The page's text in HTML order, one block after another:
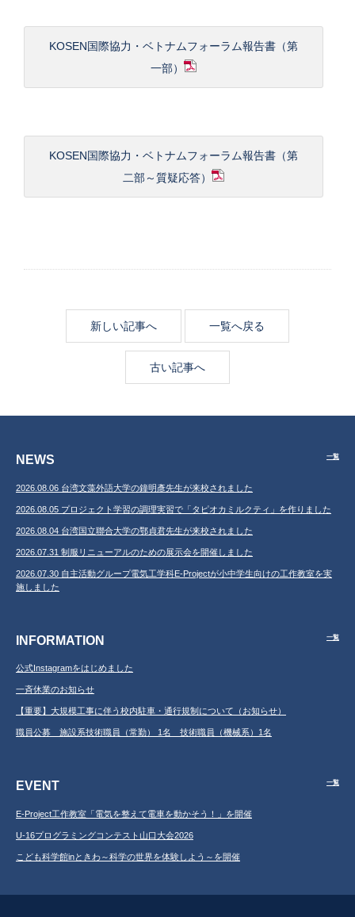
KOSEN国際協力・ベトナムフォーラム報告書（第
一部）
KOSEN国際協力・ベトナムフォーラム報告書（第
二部～質疑応答）
新しい記事へ 一覧へ戻る
古い記事へ
NEWS 一覧
2026.08.06 台湾文藻外語大学の鐘明彥先生が来校されました
2026.08.05 プロジェクト学習の調理実習で「タピオカミルクティ」を作りました
2026.08.04 台湾国立聯合大学の鄂貞君先生が来校されました
2026.07.31 制服リニューアルのための展示会を開催しました
2026.07.30 自主活動グループ電気工学科E-Projectが小中学生向けの工作教室を実
施しました
INFORMATION 一覧
公式Instagramをはじめました
一斉休業のお知らせ
【重要】大規模工事に伴う校内駐車・通行規制について（お知らせ）
職員公募 施設系技術職員（常勤） 1名 技術職員（機械系）1名
EVENT 一覧
E-Project工作教室「電気を整えて電車を動かそう！」を開催
U-16プログラミングコンテスト山口大会2026
こども科学館inときわ～科学の世界を体験しよう～を開催